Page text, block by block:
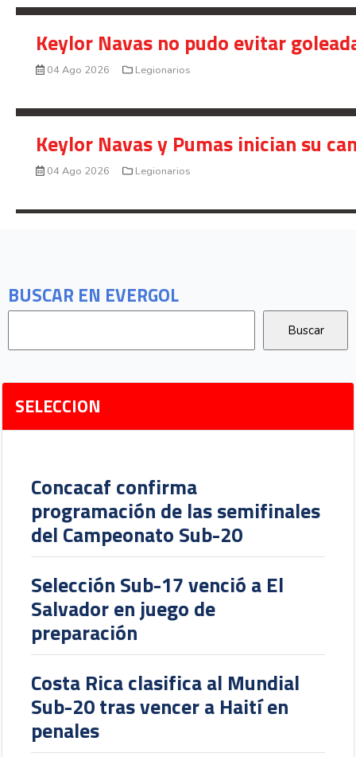
BUSCAR EN EVERGOL
SELECCION
Concacaf confirma
programación de las semifinales
del Campeonato Sub-20
Selección Sub-17 venció a El
Salvador en juego de
preparación
Costa Rica clasifica al Mundial
Sub-20 tras vencer a Haití en
penales
Keylor Navas no pudo evitar
04 Ago 2026 Legionarios
Keylor Navas y Pumas inician su
04 Ago 2026 Legionarios